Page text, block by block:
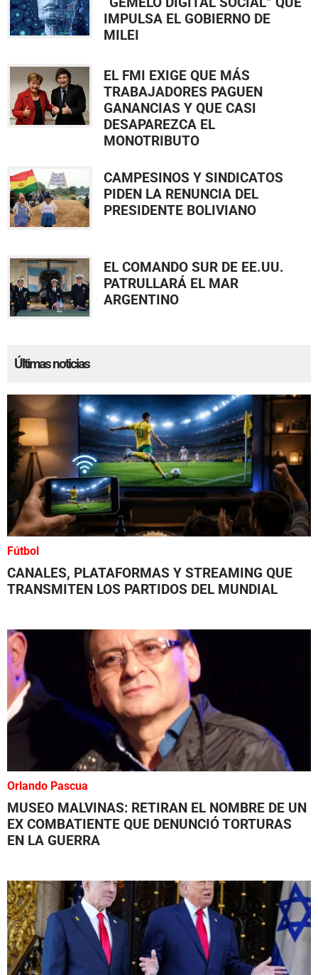
IMPULSA EL GOBIERNO DE
MILEI
EL FMI EXIGE QUE MÁS
TRABAJADORES PAGUEN
GANANCIAS Y QUE CASI
DESAPAREZCA EL
MONOTRIBUTO
CAMPESINOS Y SINDICATOS
PIDEN LA RENUNCIA DEL
PRESIDENTE BOLIVIANO
EL COMANDO SUR DE EE.UU.
PATRULLARÁ EL MAR
ARGENTINO
Últimas noticias
Fútbol
CANALES, PLATAFORMAS Y STREAMING QUE
TRANSMITEN LOS PARTIDOS DEL MUNDIAL
Orlando Pascua
MUSEO MALVINAS: RETIRAN EL NOMBRE DE UN
EX COMBATIENTE QUE DENUNCIÓ TORTURAS
EN LA GUERRA